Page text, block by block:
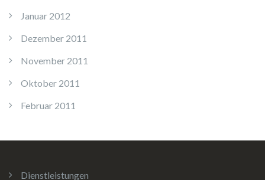
Januar 2012
Dezember 2011
November 2011
Oktober 2011
Februar 2011
Dienstleistungen